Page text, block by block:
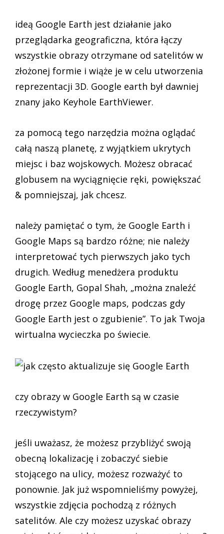
ideą Google Earth jest działanie jako
przeglądarka geograficzna, która łączy
wszystkie obrazy otrzymane od satelitów w
złożonej formie i wiąże je w celu utworzenia
reprezentacji 3D. Google earth był dawniej
znany jako Keyhole EarthViewer.
za pomocą tego narzędzia można oglądać
całą naszą planetę, z wyjątkiem ukrytych
miejsc i baz wojskowych. Możesz obracać
globusem na wyciągnięcie ręki, powiększać
& pomniejszaj, jak chcesz.
należy pamiętać o tym, że Google Earth i
Google Maps są bardzo różne; nie należy
interpretować tych pierwszych jako tych
drugich. Według menedżera produktu
Google Earth, Gopal Shah, „można znaleźć
drogę przez Google maps, podczas gdy
Google Earth jest o zgubienie”. To jak Twoja
wirtualna wycieczka po świecie.
czy obrazy w Google Earth są w czasie
rzeczywistym?
jeśli uważasz, że możesz przybliżyć swoją
obecną lokalizację i zobaczyć siebie
stojącego na ulicy, możesz rozważyć to
ponownie. Jak już wspomnieliśmy powyżej,
wszystkie zdjęcia pochodzą z różnych
satelitów. Ale czy możesz uzyskać obrazy